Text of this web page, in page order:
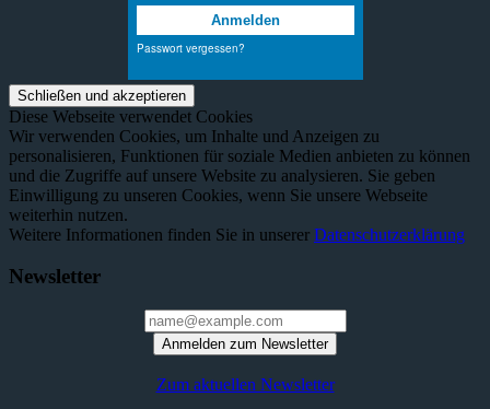
Diese Webseite verwendet Cookies
Wir verwenden Cookies, um Inhalte und Anzeigen zu
personalisieren, Funktionen für soziale Medien anbieten zu können
und die Zugriffe auf unsere Website zu analysieren. Sie geben
Einwilligung zu unseren Cookies, wenn Sie unsere Webseite
weiterhin nutzen.
Weitere Informationen finden Sie in unserer Datenschutzerklärung
Newsletter
Anmelden zum Newsletter
Zum aktuellen Newsletter